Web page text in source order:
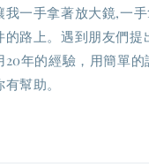
我一手拿著放大鏡,一
的路上。遇到朋友們提
20年的經驗，用簡單的
幫助。